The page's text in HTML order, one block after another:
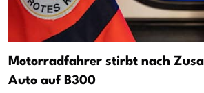
Motorradfahrer stirbt nach
Auto auf B300